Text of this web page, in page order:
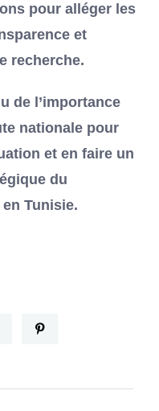
pour alléger les
et
recherche.
de l’importance
nationale pour
et en faire un
du
Tunisie.